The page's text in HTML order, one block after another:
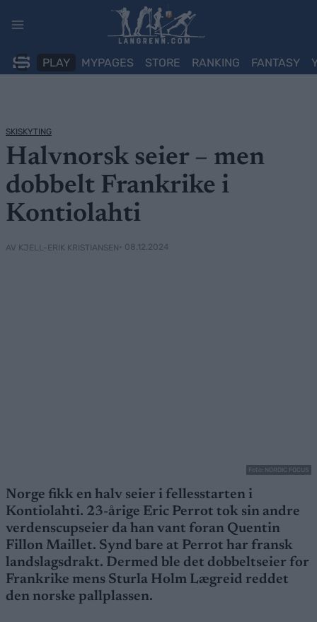
PLAY MYPAGES STORE RANKING FANTASY
SKISKYTING
Halvnorsk seier – men
dobbelt Frankrike i
Kontiolahti
AV KJELL-ERIK KRISTIANSEN• 08.12.2024
Foto: NORDIC FOCUS
Norge fikk en halv seier i fellesstarten i
Kontiolahti. 23-årige Eric Perrot tok sin andre
verdenscupseier da han vant foran Quentin
Fillon Maillet. Synd bare at Perrot har fransk
landslagsdrakt. Dermed ble det dobbeltseier for
Frankrike mens Sturla Holm Lægreid reddet
den norske pallplassen.